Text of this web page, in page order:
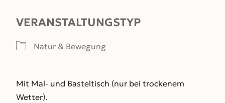
VERANSTALTUNGSTYP
Natur & Bewegung
Mit Mal- und Basteltisch (nur bei trockenem
Wetter).